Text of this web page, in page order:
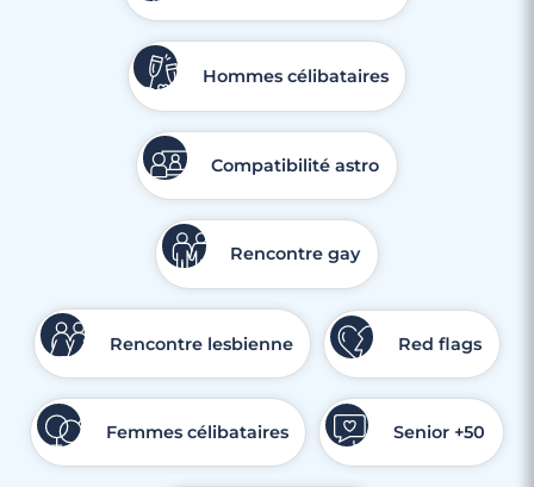
3 minutes
Rencontre à Clamart
Hommes célibataires
Compatibilité astro
Rencontre gay
Rencontre lesbienne Red flags
Femmes célibataires Senior +50